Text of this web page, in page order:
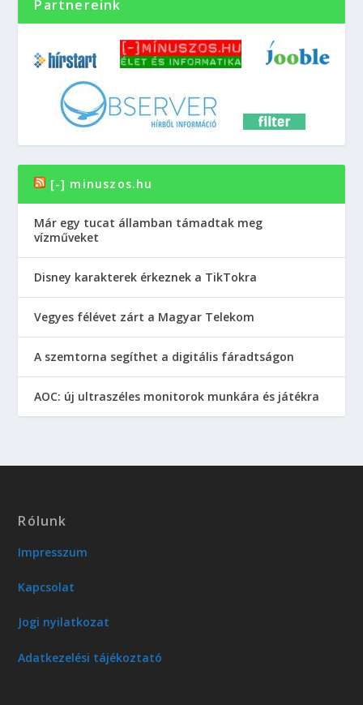
Partnereink
[-] minuszos.hu
Már egy tucat államban támadtak meg
vízműveket
Disney karakterek érkeznek a TikTokra
Vegyes félévet zárt a Magyar Telekom
A szemtorna segíthet a digitális fáradtságon
AOC: új ultraszéles monitorok munkára és játékra
Rólunk
Impresszum
Kapcsolat
Jogi nyilatkozat
Adatkezelési tájékoztató